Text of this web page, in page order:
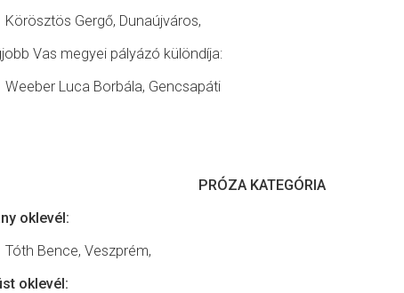
Körösztös Gergő, Dunaújváros,
Vas megyei pályázó különdíja:
Weeber Luca Borbála, Gencsapáti
PRÓZA KATEGÓRIA
oklevél:
Tóth Bence, Veszprém,
oklevél: